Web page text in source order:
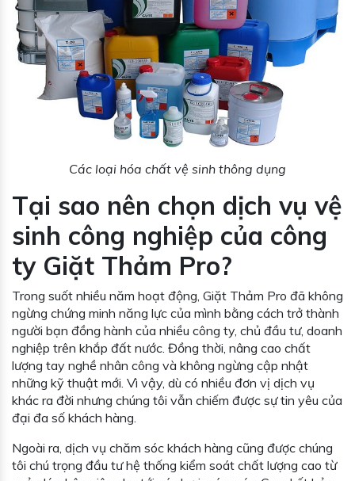
Các loại hóa chất vệ sinh thông dụng
Tại sao nên chọn dịch vụ vệ
sinh công nghiệp của công
ty Giặt Thảm Pro?
Trong suốt nhiều năm hoạt động, Giặt Thảm Pro đã không
ngừng chứng minh năng lực của mình bằng cách trở thành
người bạn đồng hành của nhiều công ty, chủ đầu tư, doanh
nghiệp trên khắp đất nước. Đồng thời, nâng cao chất
lượng tay nghề nhân công và không ngừng cập nhật
những kỹ thuật mới. Vì vậy, dù có nhiều đơn vị dịch vụ
khác ra đời nhưng chúng tôi vẫn chiếm được sự tin yêu của
đại đa số khách hàng.
Ngoài ra, dịch vụ chăm sóc khách hàng cũng được chúng
tôi chú trọng đầu tư hệ thống kiểm soát chất lượng cao từ